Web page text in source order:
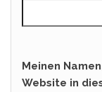
Meinen
Website in